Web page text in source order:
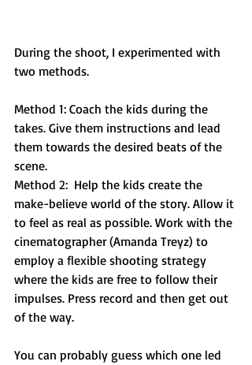
During the shoot, I experimented with
two methods.
Method 1: Coach the kids during the
takes. Give them instructions and lead
them towards the desired beats of the
scene.
Method 2:  Help the kids create the
make-believe world of the story. Allow it
to feel as real as possible. Work with the
cinematographer (Amanda Treyz) to
employ a flexible shooting strategy
where the kids are free to follow their
impulses. Press record and then get out
of the way.
You can probably guess which one led